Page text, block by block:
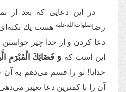
در این دعایى كه بعد از
رضاصلوات‌‌الله‌‌علیه هست یك نكته‌‌اى
دعا كردن و از خدا چیز خواستن
این است که وَ قَضَائِكَ الْمُبْرَمِ
خدایا! تو را قسم مى‌‌دهم به
آن را با كمترین دعا تغییر